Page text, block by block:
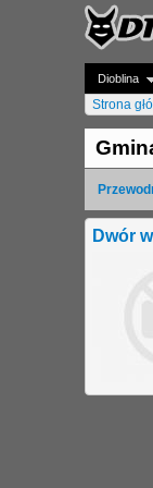
Dioblina
J
e
s
t
Strona
Dwór